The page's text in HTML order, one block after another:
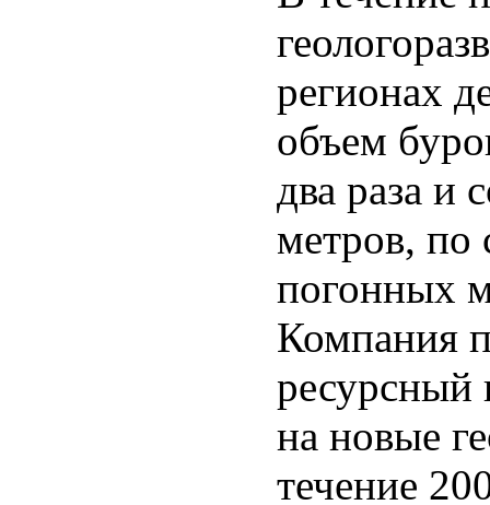
регионах
объем
два раза и
метров, по
погонных
Компания
ресурсный
на новые
течение